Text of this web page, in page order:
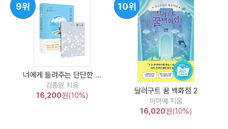
9위
너에게 들려주는 단단한 ...
김종원 지음
16,200원(10%)
10위
달러구트 꿈 백화점 2
이미예 지음
16,020원(10%)